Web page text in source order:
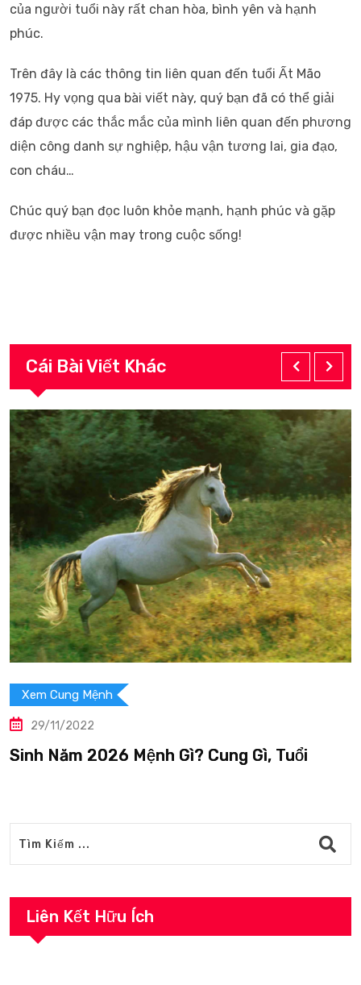
của người tuổi này rất chan hòa, bình yên và hạnh
phúc.
Trên đây là các thông tin liên quan đến tuổi Ất Mão
1975. Hy vọng qua bài viết này, quý bạn đã có thể giải
đáp được các thắc mắc của mình liên quan đến phương
diện công danh sự nghiệp, hậu vận tương lai, gia đạo,
con cháu…
Chúc quý bạn đọc luôn khỏe mạnh, hạnh phúc và gặp
được nhiều vận may trong cuộc sống!
Cái Bài Viết Khác
Xem Cung Mệnh
29/11/2022
Sinh Năm 2026 Mệnh Gì? Cung Gì, Tuổi
Liên Kết Hữu Ích